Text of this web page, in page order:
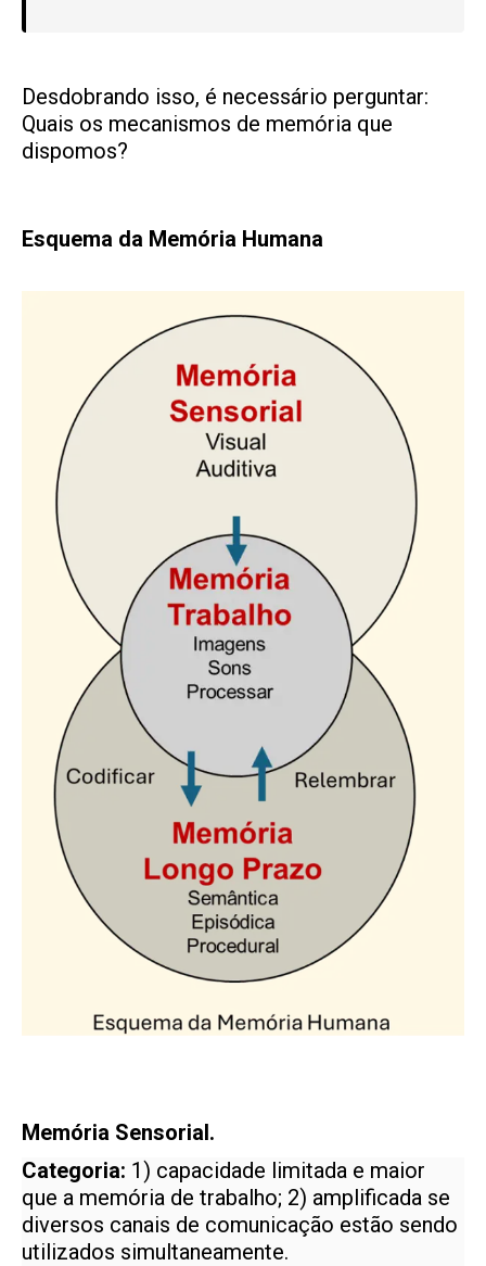
Desdobrando isso, é necessário perguntar:
Quais os mecanismos de memória que
dispomos?
Esquema da Memória Humana
Memória Sensorial.
Categoria: 1) capacidade limitada e maior
que a memória de trabalho; 2) amplificada se
diversos canais de comunicação estão sendo
utilizados simultaneamente.